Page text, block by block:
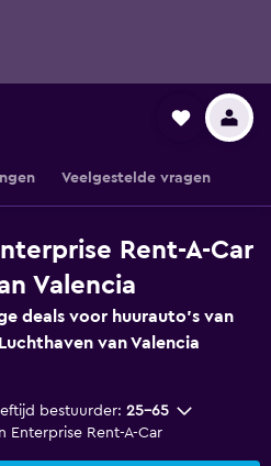
Veelgestelde vragen
Rent-A-Car
Valencia
deals voor huurauto's van
van Valencia
bestuurder: 25-65
Enterprise Rent-A-Car